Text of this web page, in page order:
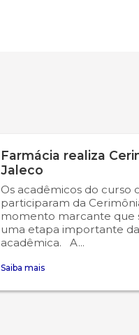
Farmácia realiza
Jaleco
Os acadêmicos do curso
participaram da
momento marcante que
uma etapa importante
acadêmica. A...
Saiba mais